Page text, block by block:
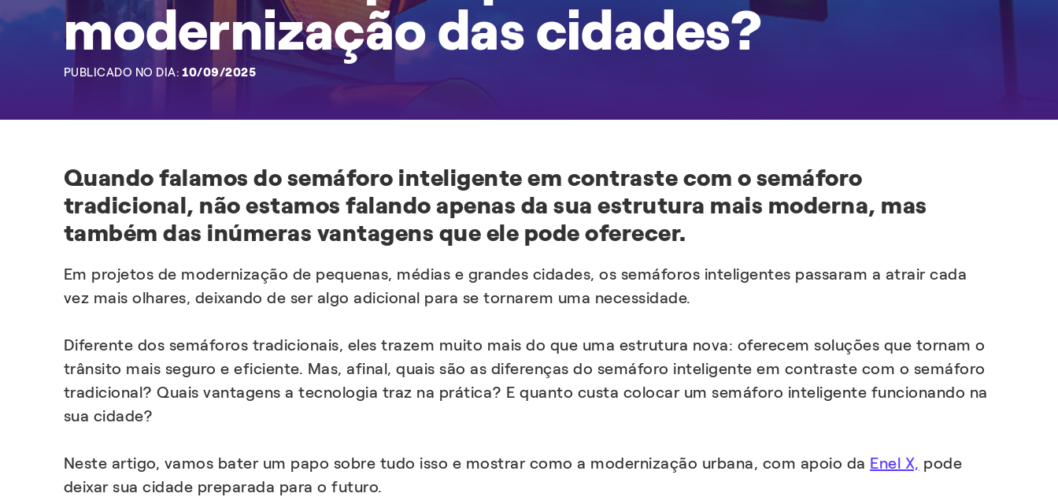
EXPLORAR
EXPLORAR
modernização das cidades?
PUBLICADO NO DIA: 10/09/2025
Quando falamos do semáforo inteligente em contraste com o semáforo
tradicional, não estamos falando apenas da sua estrutura mais moderna, mas
também das inúmeras vantagens que ele pode oferecer.
Em projetos de modernização de pequenas, médias e grandes cidades, os semáforos inteligentes passaram a atrair cada
vez mais olhares, deixando de ser algo adicional para se tornarem uma necessidade.
Diferente dos semáforos tradicionais, eles trazem muito mais do que uma estrutura nova: oferecem soluções que tornam o
trânsito mais seguro e eficiente. Mas, afinal, quais são as diferenças do semáforo inteligente em contraste com o semáforo
tradicional? Quais vantagens a tecnologia traz na prática? E quanto custa colocar um semáforo inteligente funcionando na
sua cidade?
Neste artigo, vamos bater um papo sobre tudo isso e mostrar como a modernização urbana, com apoio da Enel X, pode
deixar sua cidade preparada para o futuro.